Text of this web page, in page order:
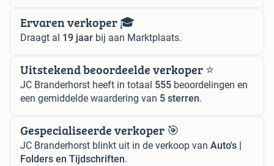
Ervaren verkoper 🎓
Draagt al 19 jaar bij aan Marktplaats.
Uitstekend beoordeelde verkoper ⭐️
JC Branderhorst heeft in totaal 555 beoordelingen en
een gemiddelde waardering van 5 sterren.
Gespecialiseerde verkoper 🎯
JC Branderhorst blinkt uit in de verkoop van Auto's |
Folders en Tijdschriften.